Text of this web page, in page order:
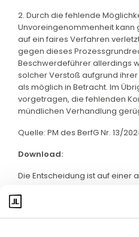
2. Durch die fehlende
Unvoreingenommenheit kann
auf ein faires Verfahren
gegen dieses
Beschwerdeführer allerdings
solcher Verstoß aufgrund
als möglich in Betracht. Im
vorgetragen, die fehlenden
mündlichen Verhandlung
Quelle: PM des BerfG Nr. 13/
Download:
Die Entscheidung ist auf einer